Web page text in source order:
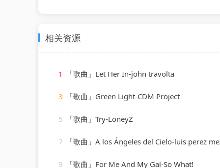
相关资源
1 「歌曲」Let Her In-john travolta
3 「歌曲」Green Light-CDM Project
5 「歌曲」Try-LoneyZ
7 「歌曲」A los Ángeles del Cielo-luis perez
9 「歌曲」For Me And My Gal-So What!